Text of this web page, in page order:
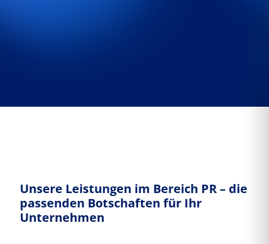
Unsere Leistungen im Bereich PR – die
passenden Botschaften für Ihr
Unternehmen